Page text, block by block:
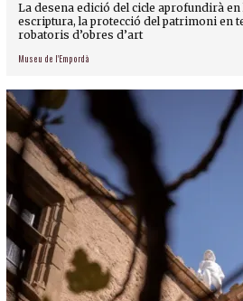
La desena edició del cicle aprofundirà
escriptura, la protecció del patrimoni en
robatoris d’obres d’art
Museu de l'Empordà